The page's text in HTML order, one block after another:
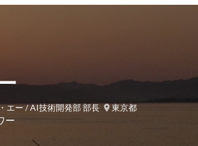
エー / AI技術開発部 部長
東京都
ー